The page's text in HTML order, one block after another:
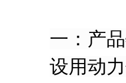
一：产
设用动